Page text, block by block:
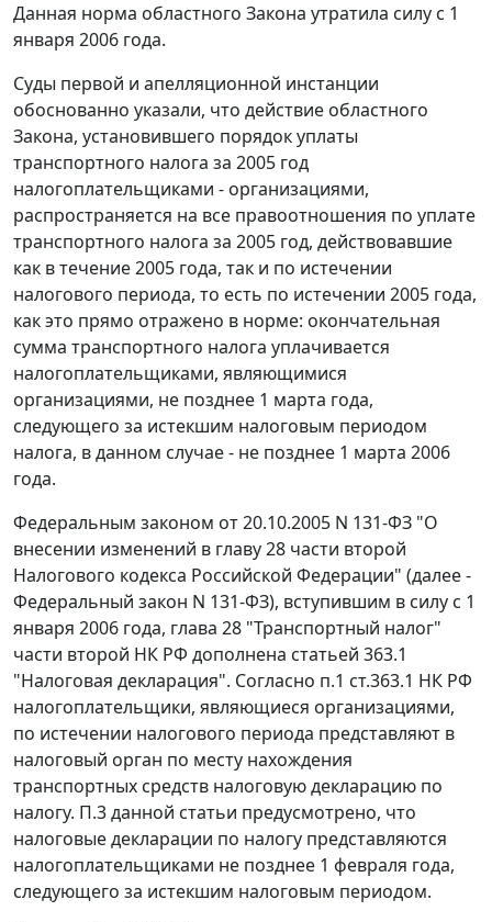
Данная норма областного Закона утратила силу с 1
января 2006 года.
Суды первой и апелляционной инстанции
обоснованно указали, что действие областного
Закона, установившего порядок уплаты
транспортного налога за 2005 год
налогоплательщиками - организациями,
распространяется на все правоотношения по уплате
транспортного налога за 2005 год, действовавшие
как в течение 2005 года, так и по истечении
налогового периода, то есть по истечении 2005 года,
как это прямо отражено в норме: окончательная
сумма транспортного налога уплачивается
налогоплательщиками, являющимися
организациями, не позднее 1 марта года,
следующего за истекшим налоговым периодом
налога, в данном случае - не позднее 1 марта 2006
года.
Федеральным законом от 20.10.2005 N 131-ФЗ "О
внесении изменений в главу 28 части второй
Налогового кодекса Российской Федерации" (далее -
Федеральный закон N 131-ФЗ), вступившим в силу с 1
января 2006 года, глава 28 "Транспортный налог"
части второй НК РФ дополнена статьей 363.1
"Налоговая декларация". Согласно п.1 ст.363.1 НК РФ
налогоплательщики, являющиеся организациями,
по истечении налогового периода представляют в
налоговый орган по месту нахождения
транспортных средств налоговую декларацию по
налогу. П.3данной статьи предусмотрено, что
налоговые декларации по налогу представляются
налогоплательщиками не позднее 1 февраля года,
следующего за истекшим налоговым периодом.